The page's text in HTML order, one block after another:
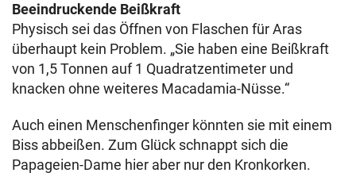
Beeindruckende Beißkraft
Physisch sei das Öffnen von Flaschen für Aras
überhaupt kein Problem. „Sie haben eine Beißkraft
von 1,5 Tonnen auf 1 Quadratzentimeter und
knacken ohne weiteres Macadamia-Nüsse.“
Auch einen Menschenfinger könnten sie mit einem
Biss abbeißen. Zum Glück schnappt sich die
Papageien-Dame hier aber nur den Kronkorken.